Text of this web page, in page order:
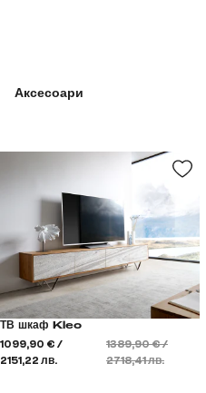
Аксесоари
ТВ шкаф Kleo
1099,90 € /
2151,22 лв.
1389,90 € /
2718,41 лв.